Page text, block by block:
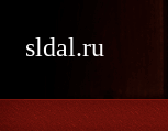
sldal.ru